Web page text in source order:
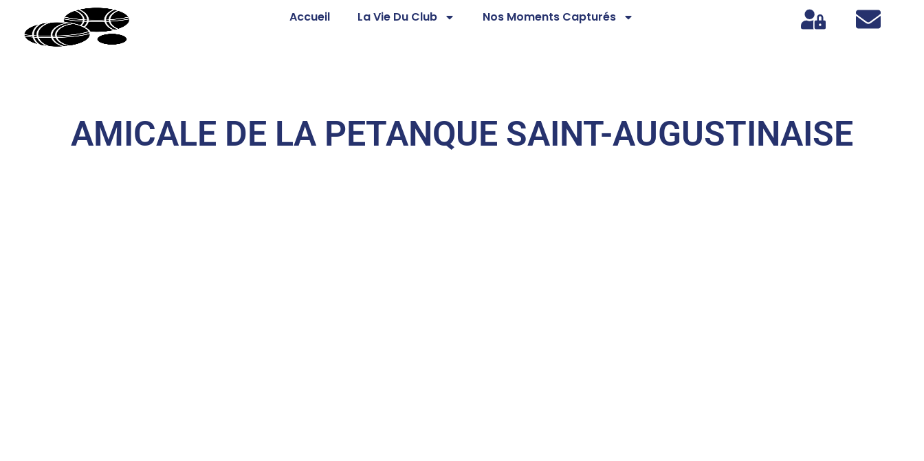
Accueil La Vie Du Club Nos Moments Capturés
AMICALE DE LA PETANQUE SAINT-AUGUSTINAISE